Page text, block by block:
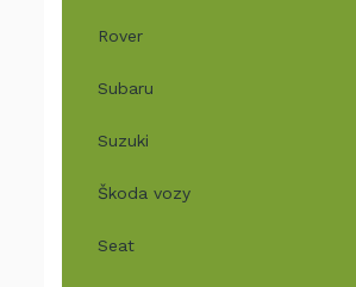
Rover
Subaru
Suzuki
Škoda vozy
Seat